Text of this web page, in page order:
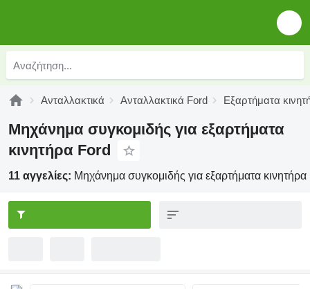
Ανταλλακτικά Ανταλλακτικά Ford Εξαρτήματα
Μηχάνημα συγκομιδής για εξαρτήματα
κινητήρα Ford
11 αγγελίες: Μηχάνημα συγκομιδής για εξαρτήματα